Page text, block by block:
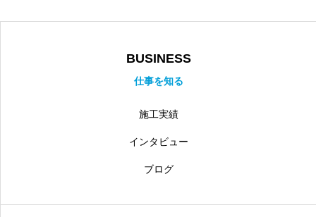
BUSINESS
仕事を知る
施工実績
インタビュー
ブログ